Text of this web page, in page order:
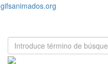
gifsanimados.org